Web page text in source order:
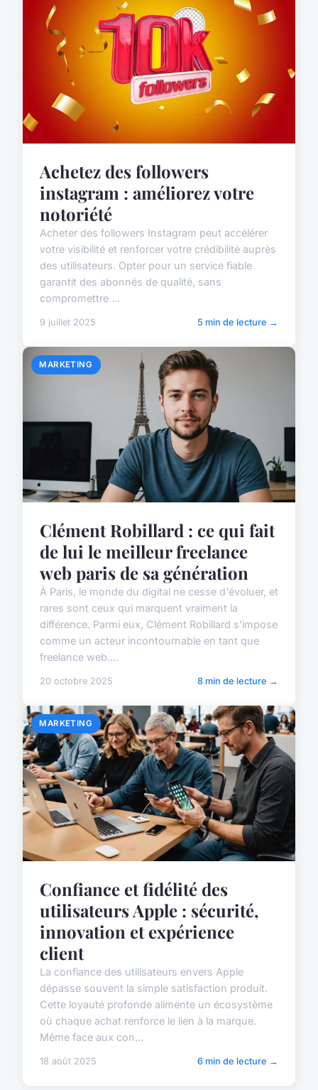
Achetez des followers
instagram : améliorez votre
notoriété
Acheter des followers Instagram peut accélérer
votre visibilité et renforcer votre crédibilité auprès
des utilisateurs. Opter pour un service fiable
garantit des abonnés de qualité, sans
compromettre ...
9 juillet 2025 5 min de lecture →
MARKETING
Clément Robillard : ce qui fait
de lui le meilleur freelance
web paris de sa génération
À Paris, le monde du digital ne cesse d'évoluer, et
rares sont ceux qui marquent vraiment la
différence. Parmi eux, Clément Robillard s'impose
comme un acteur incontournable en tant que
freelance web....
20 octobre 2025 8 min de lecture →
MARKETING
Confiance et fidélité des
utilisateurs Apple : sécurité,
innovation et expérience
client
La confiance des utilisateurs envers Apple
dépasse souvent la simple satisfaction produit.
Cette loyauté profonde alimente un écosystème
où chaque achat renforce le lien à la marque.
Même face aux con...
18 août 2025 6 min de lecture →